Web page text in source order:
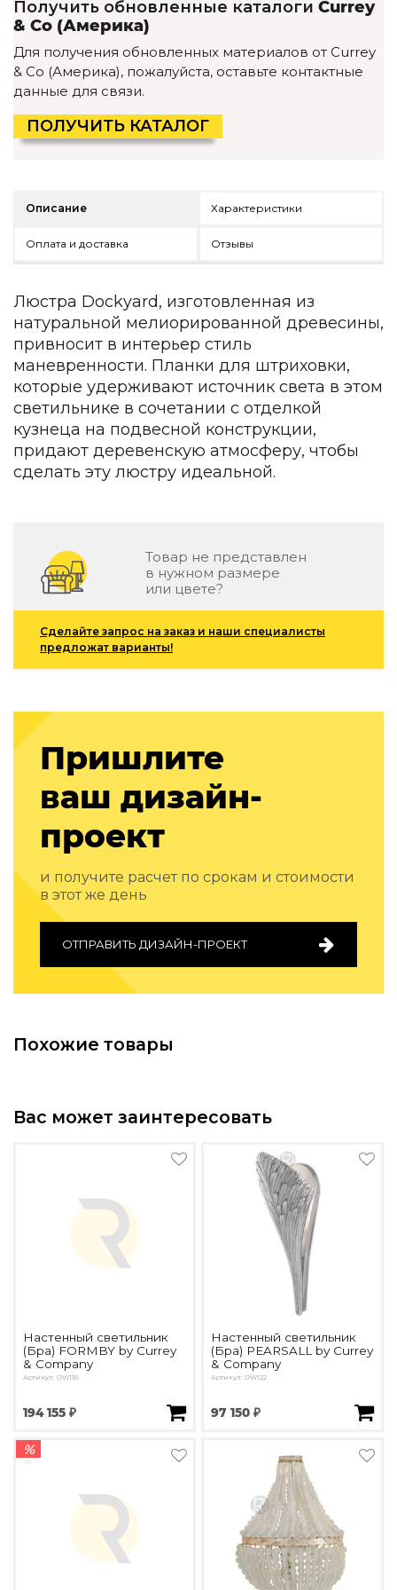
Детская мебель
Уличная и садовая мебель
Фитнес и wellness-оборудование
Коллекции
ROOM — Modern
INTERRA — Soft Modern
ARTOPIA — Mid-Century
Подбор, производство и комплектация по вашему
Декор
Для кухни
Предметы интерьера
Зеркала
Вентиляторы
Ковры
Зеленые стены
Дизайнерские кальяны
Подбор, производство и комплектация по вашему
Сантехника и инженерия
Отделка и ремонт
Стены
Акустические панели
Стеновые декоративные панели
для террас
Биоклиматические перголы
Камень
Изделия из натурального мрамора и камня
Светящийся камень
Подбор, производство и комплектация по вашему
Все категории товаров
Реализованные проекты
Получить обновленные каталоги Currey
& Co (Америка)
Для получения обновленных материалов от Currey
& Co (Америка), пожалуйста, оставьте контактные
данные для связи.
ПОЛУЧИТЬ КАТАЛОГ
Описание Характеристики
Оплата и доставка Отзывы
Люстра Dockyard, изготовленная из
натуральной мелиорированной древесины,
привносит в интерьер стиль
маневренности. Планки для штриховки,
которые удерживают источник света в этом
светильнике в сочетании с отделкой
кузнеца на подвесной конструкции,
придают деревенскую атмосферу, чтобы
сделать эту люстру идеальной.
Товар не представлен
в нужном размере
или цвете?
Сделайте запрос на заказ и наши специалисты
предложат варианты!
Пришлите
ваш дизайн-
проект
и получите расчет по срокам и стоимости
в этот же день
ОТПРАВИТЬ ДИЗАЙН-ПРОЕКТ
Похожие товары
Вас может заинтересовать
Настенный светильник
(Бра) FORMBY by Currey
& Company
Артикул: OW136
194 155 ₽
Настенный светильник
(Бра) PEARSALL by Currey
& Company
Артикул: OW122
97 150 ₽
%